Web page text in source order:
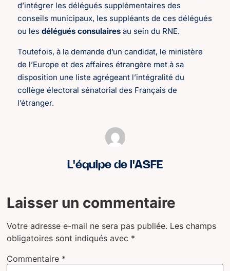
d’intégrer les délégués supplémentaires des
conseils municipaux, les suppléants de ces délégués
ou les délégués consulaires au sein du RNE.
Toutefois, à la demande d’un candidat, le ministère
de l’Europe et des affaires étrangère met à sa
disposition une liste agrégeant l’intégralité du
collège électoral sénatorial des Français de
l’étranger.
L'équipe de l'ASFE
Laisser un commentaire
Votre adresse e-mail ne sera pas publiée. Les champs
obligatoires sont indiqués avec *
Commentaire *